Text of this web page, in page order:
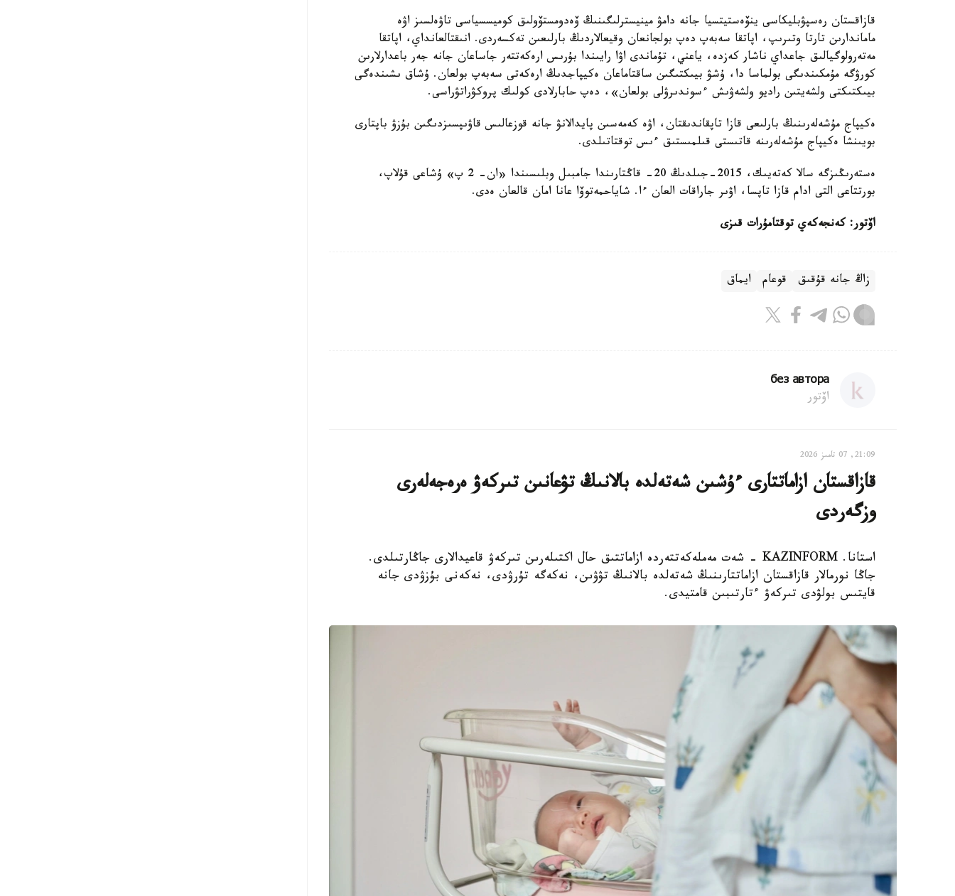
قازاقستان رەسپۋبليكاسى ينۆەستيتسيا جانە دامۋ مينيسترلىگىنىڭ ۆەدومستۆولىق كوميسسياسى تاۋەلسىز اۋە
ماماندارىن تارتا وتىرىپ، اپاتقا سەبەپ دەپ بولجانعان وقيعالاردىڭ بارلىعىن تەكسەردى. انىقتالعانداي، اپاتقا
مەتەرولوگيالىق جاعداي ناشار كەزدە، ياعني، تۇماندى اۋا رايىندا بۇرىس ارەكەتتەر جاساعان جانە جەر باعدارلارىن
كورۋگە مۇمكىندىگى بولماسا دا، ۇشۋ بيىكتىگىن ساقتاماعان ەكيپاجدىڭ ارەكەتى سەبەپ بولعان. ۇشاق ىشىندەگى
بيىكتىكتى ولشەيتىن راديو ولشەۋىش ءسوندىرۋلى بولعان»، دەپ حابارلادى كولىك پروكۋراتۋراسى.
ەكيپاج مۇشەلەرىنىڭ بارلىعى قازا تاپقاندىقتان، اۋە كەمەسىن پايدالانۋ جانە قوزعالىس قاۋىپسىزدىگىن بۇزۋ باپتارى
بويىنشا ەكيپاج مۇشەلەرىنە قاتىستى قىلمىستىق ءىس توقتاتىلدى.
ەستەرىڭىزگە سالا كەتەيىك، 2015-جىلدىڭ 20- قاڭتارىندا جامبىل وبلىسىندا «ان- 2 پ» ۇشاعى قۇلاپ،
بورتتاعى التى ادام قازا تاپسا، اۋىر جاراقات العان ءا. شاياحمەتوۆا عانا امان قالعان ەدى.
اۆتور: كەنجەكەي توقتامۇرات قىزى
زاڭ جانە قۇقىق قوعام ايماق
без автора
اۆتور
21:09, 07 تامىز 2026
قازاقستان ازاماتتارى ءۇشىن شەتەلدە بالانىڭ تۋعانىن تىركەۋ ەرەجەلەرى
وزگەردى
استانا. KAZINFORM - شەت مەملەكەتتەردە ازاماتتىق حال اكتىلەرىن تىركەۋ قاعيدالارى جاڭارتىلدى.
جاڭا نورمالار قازاقستان ازاماتتارىنىڭ شەتەلدە بالانىڭ تۋۋىن، نەكەگە تۇرۋدى، نەكەنى بۇزۋدى جانە
قايتىس بولۋدى تىركەۋ ءتارتىبىن قامتيدى.